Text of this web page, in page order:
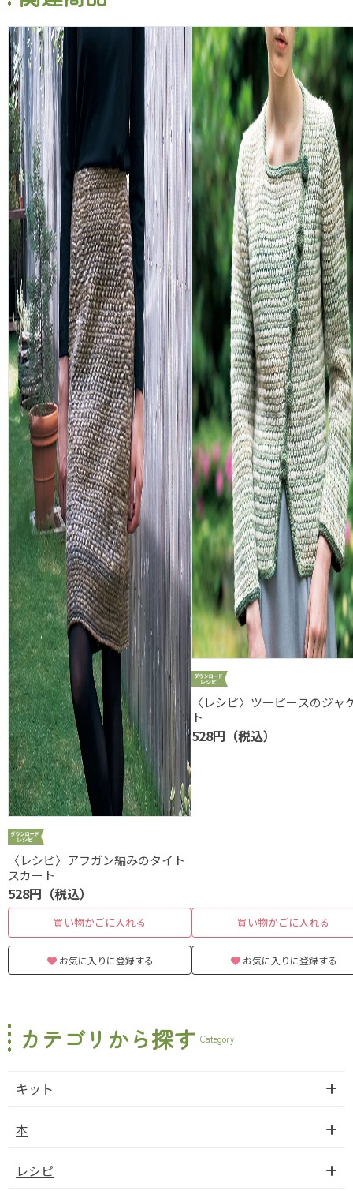
〈レシピ〉アフガン編みのタイト
スカート
528円（税込）
買い物かごに入れる
お気に入りに登録する
〈レシピ〉ツーピースのジャ
ト
528円（税込）
買い物かごに入れる
お気に入りに登録する
カテゴリから探す Category
キット
本
レシピ